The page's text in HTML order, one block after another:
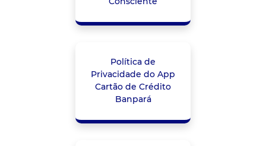
Política de
Privacidade do App
Cartão de Crédito
Banpará